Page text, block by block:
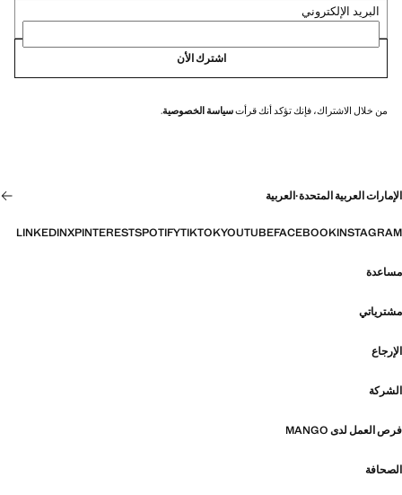
البريد الإلكتروني
اشترك الأن
من خلال الاشتراك، فإنك تؤكد أنك قرأتسياسة الخصوصية.
الإمارات العربية المتحدة·العربية
INSTAGRAM
FACEBOOK
YOUTUBE
TIKTOK
SPOTIFY
PINTEREST
X
LINKEDIN
مساعدة
مشترياتي
الإرجاع
الشركة
فرص العمل لدى MANGO
الصحافة